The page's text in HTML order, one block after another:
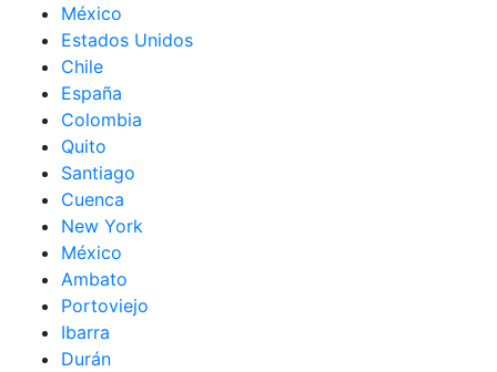
México
Estados Unidos
Chile
España
Colombia
Quito
Santiago
Cuenca
New York
México
Ambato
Portoviejo
Ibarra
Durán